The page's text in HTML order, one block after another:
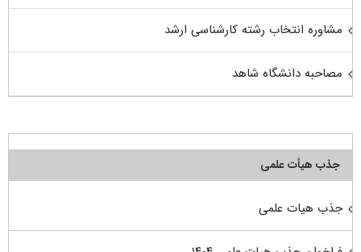
مشاوره انتخاب رشته کارشناسی ارشد
مصاحبه دانشگاه شاهد
جذب هیأت علمی
جذب هیات علمی